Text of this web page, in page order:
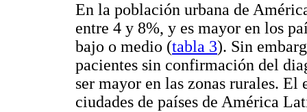
En la población urbana de
entre 4 y 8%, y es mayor en los
bajo o medio (tabla 3). Sin
pacientes sin confirmación del
ser mayor en las zonas rurales.
ciudades de países de América